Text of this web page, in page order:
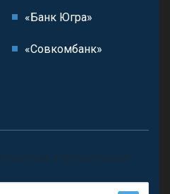
«Банк Югра»
«Совкомбанк»
и предложения.